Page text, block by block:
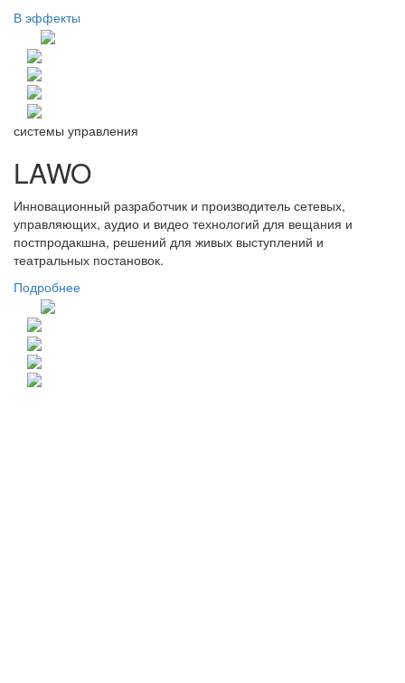
В эффекты
системы управления
LAWO
Инновационный разработчик и производитель сетевых,
управляющих, аудио и видео технологий для вещания и
постпродакшна, решений для живых выступлений и
театральных постановок.
Подробнее